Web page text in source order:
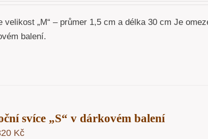
velikost „M“ – průmer 1,5 cm a délka 30 cm Je
balení.
svíce „S“ v dárkovém balení
Kč